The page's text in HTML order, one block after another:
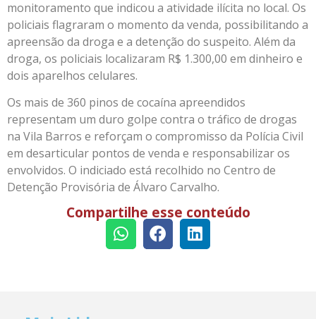
monitoramento que indicou a atividade ilícita no local. Os
policiais flagraram o momento da venda, possibilitando a
apreensão da droga e a detenção do suspeito. Além da
droga, os policiais localizaram R$ 1.300,00 em dinheiro e
dois aparelhos celulares.
Os mais de 360 pinos de cocaína apreendidos
representam um duro golpe contra o tráfico de drogas
na Vila Barros e reforçam o compromisso da Polícia Civil
em desarticular pontos de venda e responsabilizar os
envolvidos. O indiciado está recolhido no Centro de
Detenção Provisória de Álvaro Carvalho.
Compartilhe esse conteúdo